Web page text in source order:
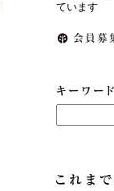
ています